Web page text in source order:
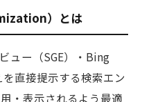
）とは
ュー（SGE）・Bing
直接提示する検索エン
・表示されるよう最適